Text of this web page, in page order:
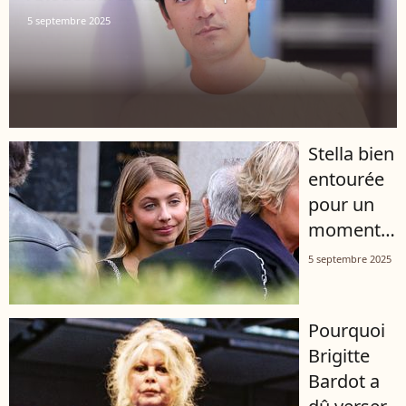
avec son
ex prend
la parole
5 septembre 2025
Stella bien
entourée
pour un
moment
solennel,
Belmondo
retrouve
une alliée
5 septembre 2025
Pourquoi
Brigitte
Bardot a